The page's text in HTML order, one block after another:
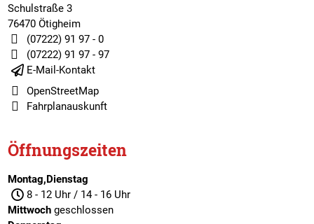
Schulstraße 3
76470 Ötigheim
(07222) 91 97 - 0
(07222) 91 97 - 97
E-Mail-Kontakt
OpenStreetMap
Fahrplanauskunft
Öffnungszeiten
Montag,Dienstag
8 - 12 Uhr / 14 - 16 Uhr
Mittwochgeschlossen